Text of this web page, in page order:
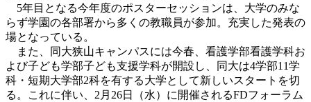
5年目となる今年度のポスターセッションは、大学のみな
らず学園の各部署から多くの教職員が参加。充実した発表の
場となっている。
また、同大狭山キャンパスには今春、看護学部看護学科お
よび子ども学部子ども支援学科が開設し、同大は4学部11学
科・短期大学部2科を有する大学として新しいスタートを切
る。これに伴い、2月26日（水）に開催されるFDフォーラム